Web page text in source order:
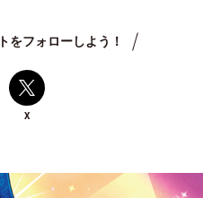
をフォローしよう！
X